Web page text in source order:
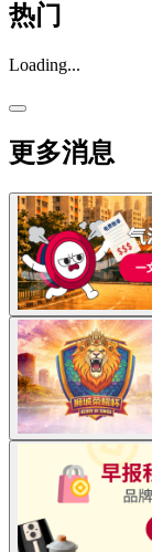
热门
Loading...
更多消息